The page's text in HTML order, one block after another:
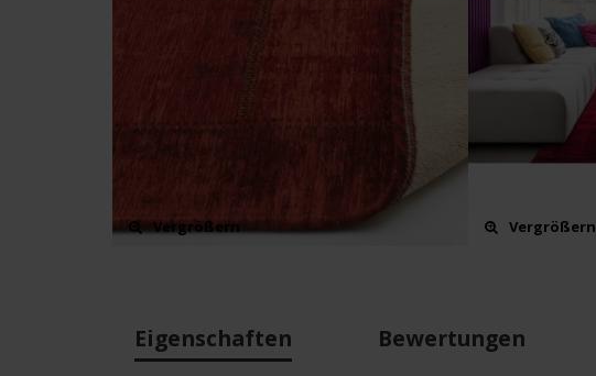
Vergrößern Vergrößern
Eigenschaften Bewertungen